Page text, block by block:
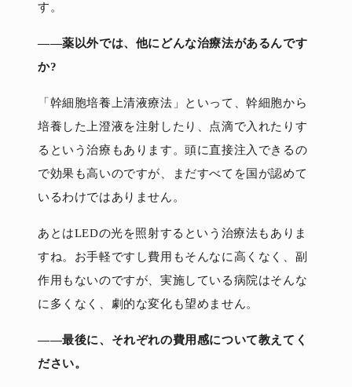
す。
――薬以外では、他にどんな治療法があるんです
か?
「幹細胞培養上清液療法」といって、幹細胞から
培養した上澄液を注射したり、点滴で入れたりす
るという治療もあります。頭に直接注入できるの
で効果も高いのですが、まだすべてを国が認めて
いるわけではありません。
あとはLEDの光を照射するという治療法もありま
すね。お手軽ですし費用もそんなに高くなく、副
作用もないのですが、実施している病院はそんな
に多くなく、劇的な変化も望めません。
――最後に、それぞれの費用感について教えてく
ださい。